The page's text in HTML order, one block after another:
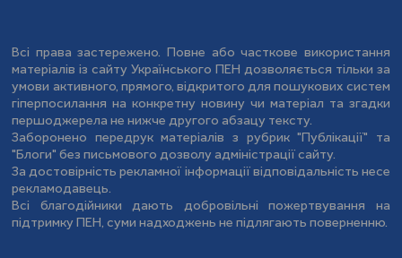
Всі права застережено. Повне або часткове використання
матеріалів із сайту Українського ПЕН дозволяється тільки за
умови активного, прямого, відкритого для пошукових систем
гіперпосилання на конкретну новину чи матеріал та згадки
першоджерела не нижче другого абзацу тексту.
Заборонено передрук матеріалів з рубрик "Публікації" та
"Блоги" без письмового дозволу адміністрації сайту.
За достовірність рекламної інформації відповідальність несе
рекламодавець.
Всі благодійники дають добровільні пожертвування на
підтримку ПЕН, суми надходжень не підлягають поверненню.